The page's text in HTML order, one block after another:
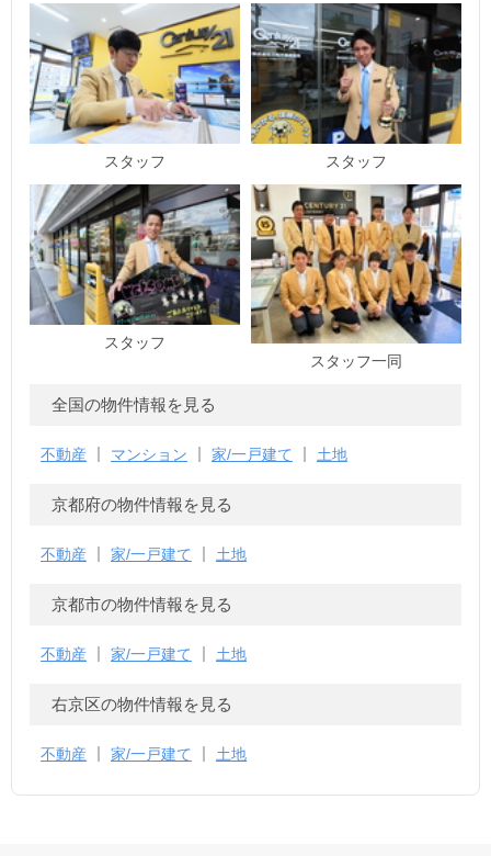
スタッフ スタッフ
スタッフ
スタッフ一同
全国の物件情報を見る
不動産 マンション 家/一戸建て 土地
京都府の物件情報を見る
不動産 家/一戸建て 土地
京都市の物件情報を見る
不動産 家/一戸建て 土地
右京区の物件情報を見る
不動産 家/一戸建て 土地